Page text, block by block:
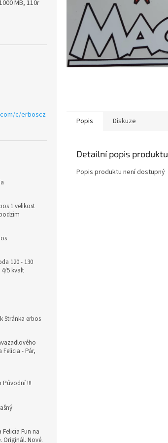
MB, 110r
c/erboscz
1 velikost
120 - 130
5 kvalt
Stránka erbos
- Pár,
Původní !!!
Felicia Fun na
Originál. Nové.
Popis Diskuze
Detailní popis produktu
Popis produktu není dostupný